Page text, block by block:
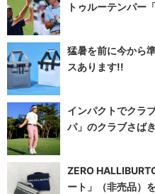
トゥルーテンパー
猛暑を前に今から
スあります!!
インパクトでクラ
パ」のクラブさば
ZERO
ート」（非売品）